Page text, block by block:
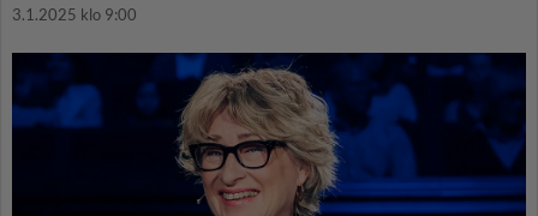
3.1.2025 klo 9:00